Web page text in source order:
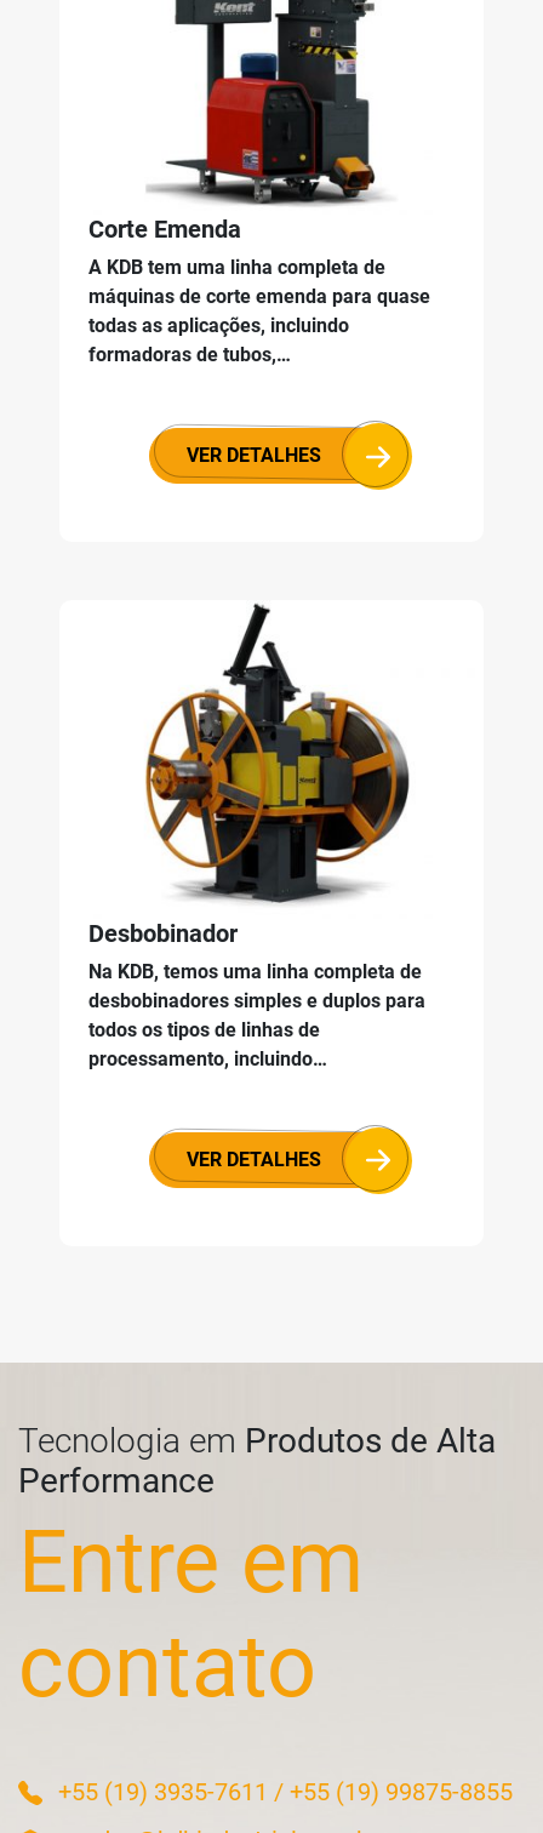
Corte Emenda
A KDB tem uma linha completa de
máquinas de corte emenda para quase
todas as aplicações, incluindo
formadoras de tubos,…
VER DETALHES
Desbobinador
Na KDB, temos uma linha completa de
desbobinadores simples e duplos para
todos os tipos de linhas de
processamento, incluindo…
VER DETALHES
Tecnologia em Produtos de Alta
Performance
Entre em
contato
+55 (19) 3935-7611 / +55 (19) 99875-8855